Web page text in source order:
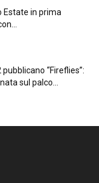
Estate in prima
“Fireflies”:
sul palco...